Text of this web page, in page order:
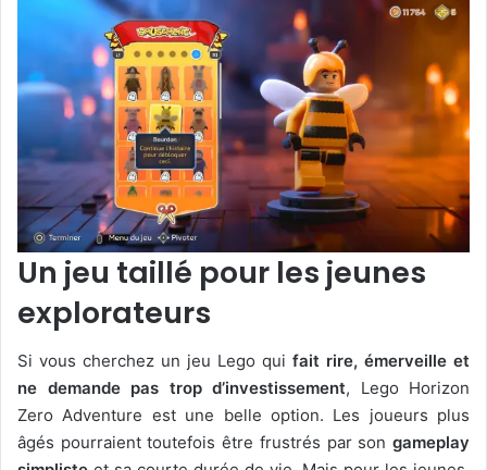
Un jeu taillé pour les jeunes
explorateurs
Si vous cherchez un jeu Lego qui fait rire, émerveille et
ne demande pas trop d’investissement, Lego Horizon
Zero Adventure est une belle option. Les joueurs plus
âgés pourraient toutefois être frustrés par son gameplay